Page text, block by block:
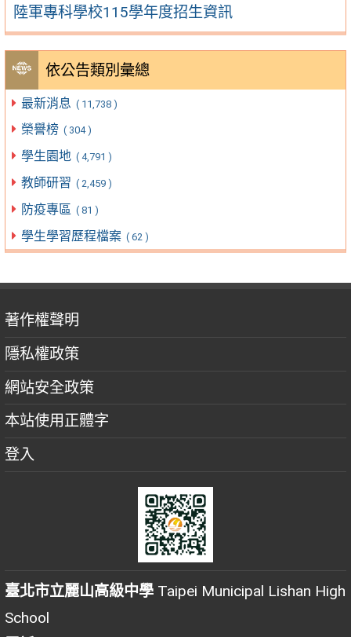
陸軍專科學校115學年度招生資訊
依公告類別彙總
最新消息 ( 11,738 )
榮譽榜 ( 304 )
學生園地 ( 4,791 )
教師研習 ( 2,459 )
防疫專區 ( 81 )
學生學習歷程檔案 ( 62 )
著作權聲明
隱私權政策
網站安全政策
本站使用正體字
登入
臺北市立麗山高級中學 Taipei Municipal Lishan High
School